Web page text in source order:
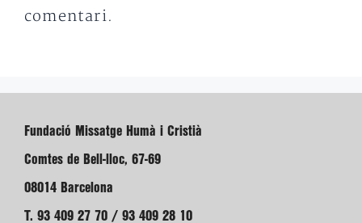
comentari.
Fundació Missatge Humà i Cristià
Comtes de Bell-lloc, 67-69
08014 Barcelona
T. 93 409 27 70 / 93 409 28 10